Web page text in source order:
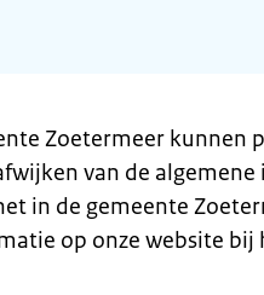
Zoetermeer kunnen
van de
in de gemeente
op onze website bij